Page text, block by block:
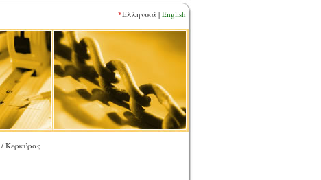
*Ελληνικά | English
/ Κερκύρας